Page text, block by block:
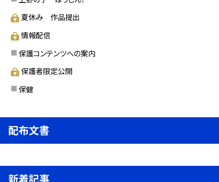
夏休み 作品提出
情報配信
保護コンテンツへの案内
保護者限定公開
保健
配布文書
新着記事